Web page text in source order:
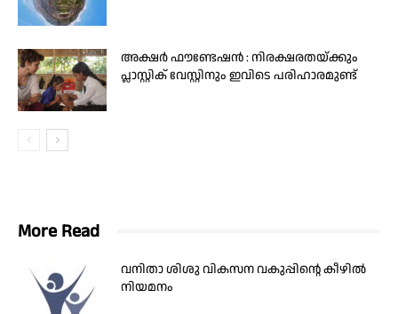
അക്ഷർ ഫൗണ്ടേഷൻ : നിരക്ഷരതയ്ക്കും
പ്ലാസ്റ്റിക് വേസ്റ്റിനും ഇവിടെ പരിഹാരമുണ്ട്
More Read
വനിതാ ശിശു വികസന വകുപ്പിന്റെ കീഴില്‍
നിയമനം